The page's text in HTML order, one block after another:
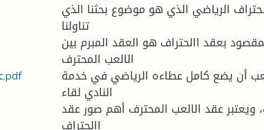
عقد الاحتراف الرياضي - عقد اللاعب أنموذجا.pdf
الرياضي الذي هو موضوع بحثنا الذي
تناولنا
بعقد االحتراف هو العقد المبرم بين
الالعب المحترف
أن يضع كامل عطاءه الرياضي في خدمة
النادي لقاء
ويعتبر عقد الالعب المحترف أهم صور عقد
االحتراف